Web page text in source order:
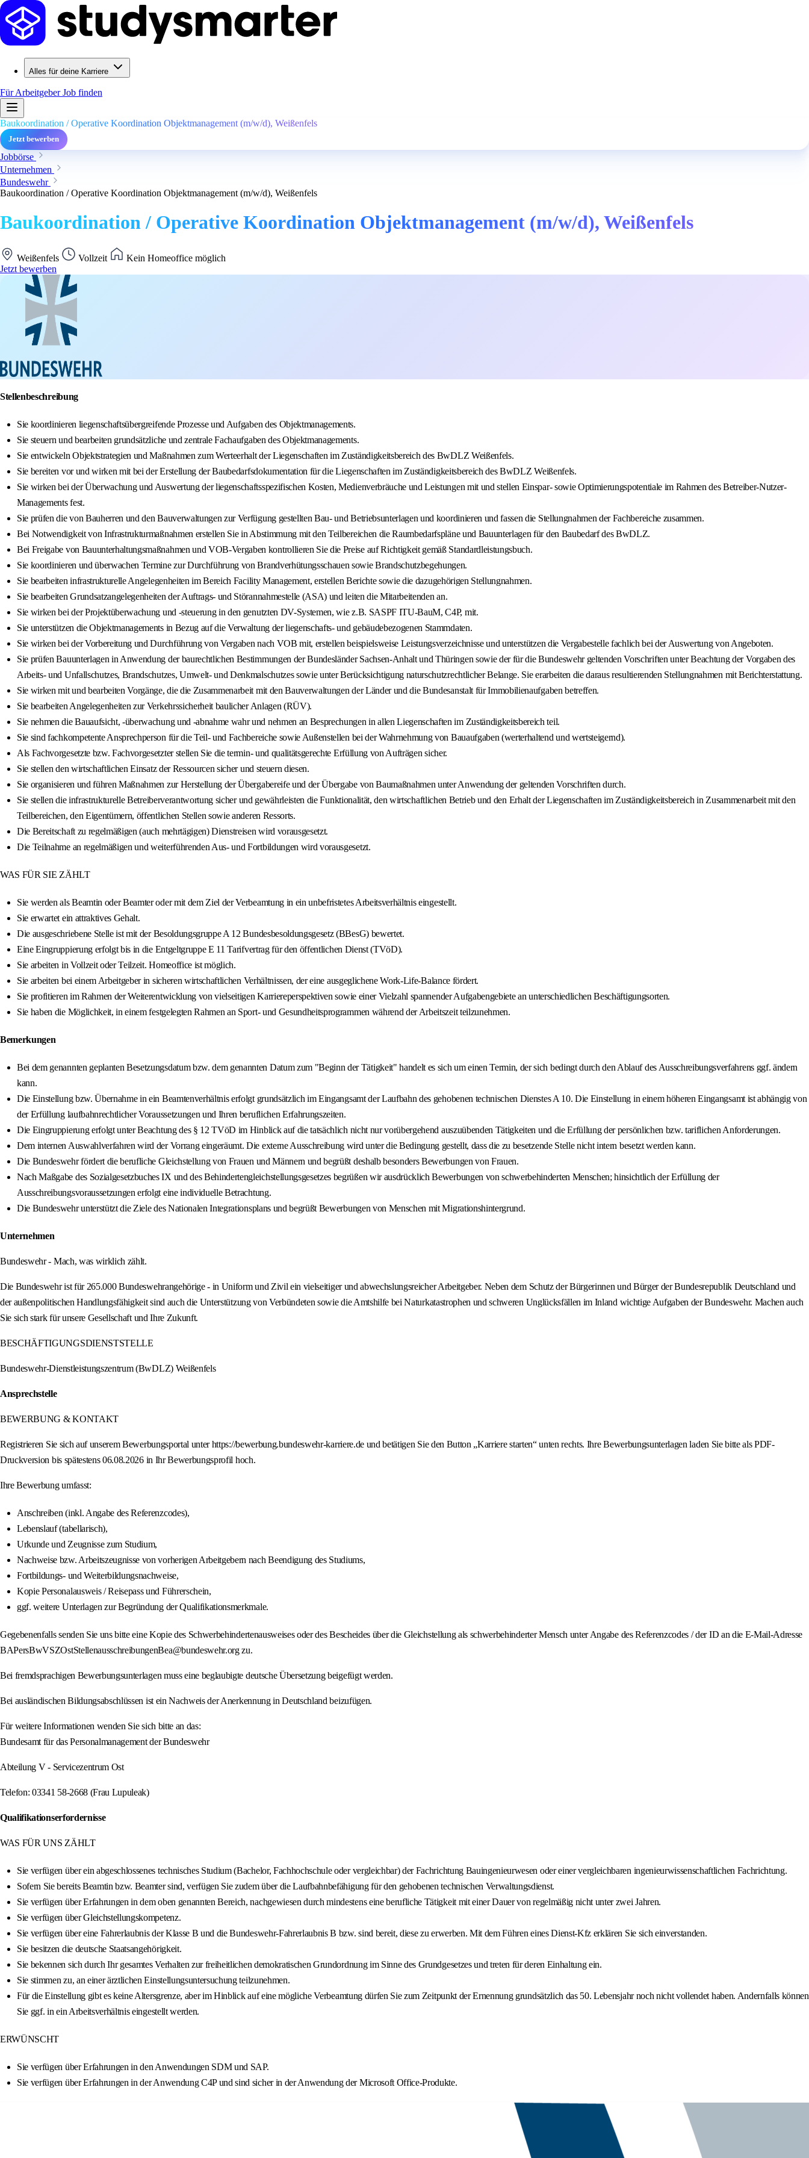
Alles für deine Karriere
Für ArbeitgeberJob finden
Baukoordination / Operative Koordination Objektmanagement (m/w/d), Weißenfels
Jetzt bewerben
Jobbörse
Unternehmen
Bundeswehr
Baukoordination / Operative Koordination Objektmanagement (m/w/d), Weißenfels
Baukoordination / Operative Koordination Objektmanagement (m/w/d), Weißenfels
Weißenfels Vollzeit
Kein Homeoffice möglich
Jetzt bewerben
Stellenbeschreibung
Sie koordinieren liegenschaftsübergreifende Prozesse und Aufgaben des Objektmanagements.
Sie steuern und bearbeiten grundsätzliche und zentrale Fachaufgaben des Objektmanagements.
Sie entwickeln Objektstrategien und Maßnahmen zum Werteerhalt der Liegenschaften im Zuständigkeitsbereich des BwDLZ Weißenfels.
Sie bereiten vor und wirken mit bei der Erstellung der Baubedarfsdokumentation für die Liegenschaften im Zuständigkeitsbereich des BwDLZ Weißenfels.
Sie wirken bei der Überwachung und Auswertung der liegenschaftsspezifischen Kosten, Medienverbräuche und Leistungen mit und stellen Einspar- sowie Optimierungspotentiale im Rahmen des Betreiber-Nutzer-
Managements fest.
Sie prüfen die von Bauherren und den Bauverwaltungen zur Verfügung gestellten Bau- und Betriebsunterlagen und koordinieren und fassen die Stellungnahmen der Fachbereiche zusammen.
Bei Notwendigkeit von Infrastrukturmaßnahmen erstellen Sie in Abstimmung mit den Teilbereichen die Raumbedarfspläne und Bauunterlagen für den Baubedarf des BwDLZ.
Bei Freigabe von Bauunterhaltungsmaßnahmen und VOB-Vergaben kontrollieren Sie die Preise auf Richtigkeit gemäß Standardleistungsbuch.
Sie koordinieren und überwachen Termine zur Durchführung von Brandverhütungsschauen sowie Brandschutzbegehungen.
Sie bearbeiten infrastrukturelle Angelegenheiten im Bereich Facility Management, erstellen Berichte sowie die dazugehörigen Stellungnahmen.
Sie bearbeiten Grundsatzangelegenheiten der Auftrags- und Störannahmestelle (ASA) und leiten die Mitarbeitenden an.
Sie wirken bei der Projektüberwachung und -steuerung in den genutzten DV-Systemen, wie z.B. SASPF ITU-BauM, C4P, mit.
Sie unterstützen die Objektmanagements in Bezug auf die Verwaltung der liegenschafts- und gebäudebezogenen Stammdaten.
Sie wirken bei der Vorbereitung und Durchführung von Vergaben nach VOB mit, erstellen beispielsweise Leistungsverzeichnisse und unterstützen die Vergabestelle fachlich bei der Auswertung von Angeboten.
Sie prüfen Bauunterlagen in Anwendung der baurechtlichen Bestimmungen der Bundesländer Sachsen-Anhalt und Thüringen sowie der für die Bundeswehr geltenden Vorschriften unter Beachtung der Vorgaben des
Arbeits- und Unfallschutzes, Brandschutzes, Umwelt- und Denkmalschutzes sowie unter Berücksichtigung naturschutzrechtlicher Belange. Sie erarbeiten die daraus resultierenden Stellungnahmen mit Berichterstattung.
Sie wirken mit und bearbeiten Vorgänge, die die Zusammenarbeit mit den Bauverwaltungen der Länder und die Bundesanstalt für Immobilienaufgaben betreffen.
Sie bearbeiten Angelegenheiten zur Verkehrssicherheit baulicher Anlagen (RÜV).
Sie nehmen die Bauaufsicht, -überwachung und -abnahme wahr und nehmen an Besprechungen in allen Liegenschaften im Zuständigkeitsbereich teil.
Sie sind fachkompetente Ansprechperson für die Teil- und Fachbereiche sowie Außenstellen bei der Wahrnehmung von Bauaufgaben (werterhaltend und wertsteigernd).
Als Fachvorgesetzte bzw. Fachvorgesetzter stellen Sie die termin- und qualitätsgerechte Erfüllung von Aufträgen sicher.
Sie stellen den wirtschaftlichen Einsatz der Ressourcen sicher und steuern diesen.
Sie organisieren und führen Maßnahmen zur Herstellung der Übergabereife und der Übergabe von Baumaßnahmen unter Anwendung der geltenden Vorschriften durch.
Sie stellen die infrastrukturelle Betreiberverantwortung sicher und gewährleisten die Funktionalität, den wirtschaftlichen Betrieb und den Erhalt der Liegenschaften im Zuständigkeitsbereich in Zusammenarbeit mit den
Teilbereichen, den Eigentümern, öffentlichen Stellen sowie anderen Ressorts.
Die Bereitschaft zu regelmäßigen (auch mehrtägigen) Dienstreisen wird vorausgesetzt.
Die Teilnahme an regelmäßigen und weiterführenden Aus- und Fortbildungen wird vorausgesetzt.
WAS FÜR SIE ZÄHLT
Sie werden als Beamtin oder Beamter oder mit dem Ziel der Verbeamtung in ein unbefristetes Arbeitsverhältnis eingestellt.
Sie erwartet ein attraktives Gehalt.
Die ausgeschriebene Stelle ist mit der Besoldungsgruppe A 12 Bundesbesoldungsgesetz (BBesG) bewertet.
Eine Eingruppierung erfolgt bis in die Entgeltgruppe E 11 Tarifvertrag für den öffentlichen Dienst (TVöD).
Sie arbeiten in Vollzeit oder Teilzeit. Homeoffice ist möglich.
Sie arbeiten bei einem Arbeitgeber in sicheren wirtschaftlichen Verhältnissen, der eine ausgeglichene Work-Life-Balance fördert.
Sie profitieren im Rahmen der Weiterentwicklung von vielseitigen Karriereperspektiven sowie einer Vielzahl spannender Aufgabengebiete an unterschiedlichen Beschäftigungsorten.
Sie haben die Möglichkeit, in einem festgelegten Rahmen an Sport- und Gesundheitsprogrammen während der Arbeitszeit teilzunehmen.
Bemerkungen
Bei dem genannten geplanten Besetzungsdatum bzw. dem genannten Datum zum "Beginn der Tätigkeit" handelt es sich um einen Termin, der sich bedingt durch den Ablauf des Ausschreibungsverfahrens ggf. ändern
kann.
Die Einstellung bzw. Übernahme in ein Beamtenverhältnis erfolgt grundsätzlich im Eingangsamt der Laufbahn des gehobenen technischen Dienstes A 10. Die Einstellung in einem höheren Eingangsamt ist abhängig von
der Erfüllung laufbahnrechtlicher Voraussetzungen und Ihren beruflichen Erfahrungszeiten.
Die Eingruppierung erfolgt unter Beachtung des § 12 TVöD im Hinblick auf die tatsächlich nicht nur vorübergehend auszuübenden Tätigkeiten und die Erfüllung der persönlichen bzw. tariflichen Anforderungen.
Dem internen Auswahlverfahren wird der Vorrang eingeräumt. Die externe Ausschreibung wird unter die Bedingung gestellt, dass die zu besetzende Stelle nicht intern besetzt werden kann.
Die Bundeswehr fördert die berufliche Gleichstellung von Frauen und Männern und begrüßt deshalb besonders Bewerbungen von Frauen.
Nach Maßgabe des Sozialgesetzbuches IX und des Behindertengleichstellungsgesetzes begrüßen wir ausdrücklich Bewerbungen von schwerbehinderten Menschen; hinsichtlich der Erfüllung der
Ausschreibungsvoraussetzungen erfolgt eine individuelle Betrachtung.
Die Bundeswehr unterstützt die Ziele des Nationalen Integrationsplans und begrüßt Bewerbungen von Menschen mit Migrationshintergrund.
Unternehmen
Bundeswehr - Mach, was wirklich zählt.
Die Bundeswehr ist für 265.000 Bundeswehrangehörige - in Uniform und Zivil ein vielseitiger und abwechslungsreicher Arbeitgeber. Neben dem Schutz der Bürgerinnen und Bürger der Bundesrepublik Deutschland und
der außenpolitischen Handlungsfähigkeit sind auch die Unterstützung von Verbündeten sowie die Amtshilfe bei Naturkatastrophen und schweren Unglücksfällen im Inland wichtige Aufgaben der Bundeswehr. Machen auch
Sie sich stark für unsere Gesellschaft und Ihre Zukunft.
BESCHÄFTIGUNGSDIENSTSTELLE
Bundeswehr-Dienstleistungszentrum (BwDLZ) Weißenfels
Ansprechstelle
BEWERBUNG & KONTAKT
Registrieren Sie sich auf unserem Bewerbungsportal unter https://bewerbung.bundeswehr-karriere.de und betätigen Sie den Button „Karriere starten“ unten rechts. Ihre Bewerbungsunterlagen laden Sie bitte als PDF-
Druckversion bis spätestens 06.08.2026 in Ihr Bewerbungsprofil hoch.
Ihre Bewerbung umfasst:
Anschreiben (inkl. Angabe des Referenzcodes),
Lebenslauf (tabellarisch),
Urkunde und Zeugnisse zum Studium,
Nachweise bzw. Arbeitszeugnisse von vorherigen Arbeitgebern nach Beendigung des Studiums,
Fortbildungs- und Weiterbildungsnachweise,
Kopie Personalausweis / Reisepass und Führerschein,
ggf. weitere Unterlagen zur Begründung der Qualifikationsmerkmale.
Gegebenenfalls senden Sie uns bitte eine Kopie des Schwerbehindertenausweises oder des Bescheides über die Gleichstellung als schwerbehinderter Mensch unter Angabe des Referenzcodes / der ID an die E-Mail-Adresse
BAPersBwVSZOstStellenausschreibungenBea@bundeswehr.org zu.
Bei fremdsprachigen Bewerbungsunterlagen muss eine beglaubigte deutsche Übersetzung beigefügt werden.
Bei ausländischen Bildungsabschlüssen ist ein Nachweis der Anerkennung in Deutschland beizufügen.
Für weitere Informationen wenden Sie sich bitte an das:
Bundesamt für das Personalmanagement der Bundeswehr
Abteilung V - Servicezentrum Ost
Telefon: 03341 58-2668 (Frau Lupuleak)
Qualifikationserfordernisse
WAS FÜR UNS ZÄHLT
Sie verfügen über ein abgeschlossenes technisches Studium (Bachelor, Fachhochschule oder vergleichbar) der Fachrichtung Bauingenieurwesen oder einer vergleichbaren ingenieurwissenschaftlichen Fachrichtung.
Sofern Sie bereits Beamtin bzw. Beamter sind, verfügen Sie zudem über die Laufbahnbefähigung für den gehobenen technischen Verwaltungsdienst.
Sie verfügen über Erfahrungen in dem oben genannten Bereich, nachgewiesen durch mindestens eine berufliche Tätigkeit mit einer Dauer von regelmäßig nicht unter zwei Jahren.
Sie verfügen über Gleichstellungskompetenz.
Sie verfügen über eine Fahrerlaubnis der Klasse B und die Bundeswehr-Fahrerlaubnis B bzw. sind bereit, diese zu erwerben. Mit dem Führen eines Dienst-Kfz erklären Sie sich einverstanden.
Sie besitzen die deutsche Staatsangehörigkeit.
Sie bekennen sich durch Ihr gesamtes Verhalten zur freiheitlichen demokratischen Grundordnung im Sinne des Grundgesetzes und treten für deren Einhaltung ein.
Sie stimmen zu, an einer ärztlichen Einstellungsuntersuchung teilzunehmen.
Für die Einstellung gibt es keine Altersgrenze, aber im Hinblick auf eine mögliche Verbeamtung dürfen Sie zum Zeitpunkt der Ernennung grundsätzlich das 50. Lebensjahr noch nicht vollendet haben. Andernfalls können
Sie ggf. in ein Arbeitsverhältnis eingestellt werden.
ERWÜNSCHT
Sie verfügen über Erfahrungen in den Anwendungen SDM und SAP.
Sie verfügen über Erfahrungen in der Anwendung C4P und sind sicher in der Anwendung der Microsoft Office-Produkte.